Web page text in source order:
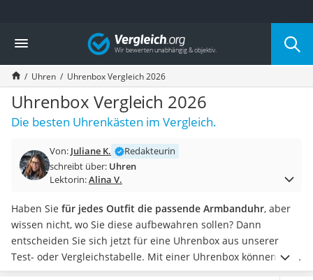
Die beliebtesten Vergleiche nach Kategorie
Mode
Boxershorts
Cellulite-Leggings
Herrensocken
Polarisierte Sonnenbrille
Hausschuhe Herren
Suunto-Uhr
Überzieh-Sonnenbrille
Sneaker Herren
Geldbörse Herren
Knirps-Regenschirm
Periodenunterwäsche
RFID-Schutzkarte
Vergleich
Uhren Uhrenbox Vergleich 2026
Uhrenbox Vergleich 2026
Die besten Uhrenkästen im Vergleich.
Von: Juliane K.
Redakteurin
schreibt über: Uhren
Lektorin:Alina V.
Haben Sie für jedes Outfit die passende Armbanduhr, aber
wissen nicht, wo Sie diese aufbewahren sollen? Dann
entscheiden Sie sich jetzt für eine Uhrenbox aus unserer
Test- oder Vergleichstabelle. Mit einer Uhrenbox können Sie
Ihre Uhreneffektiv vor Staub und Kratzern schützen. Die